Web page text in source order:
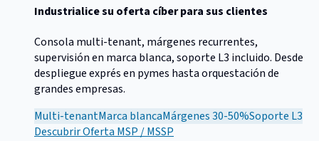
Industrialice su oferta cíber para sus clientes
Consola multi-tenant, márgenes recurrentes,
supervisión en marca blanca, soporte L3 incluido. Desde
despliegue exprés en pymes hasta orquestación de
grandes empresas.
Multi-tenantMarca blancaMárgenes 30-50%Soporte L3
DescubrirOferta MSP / MSSP